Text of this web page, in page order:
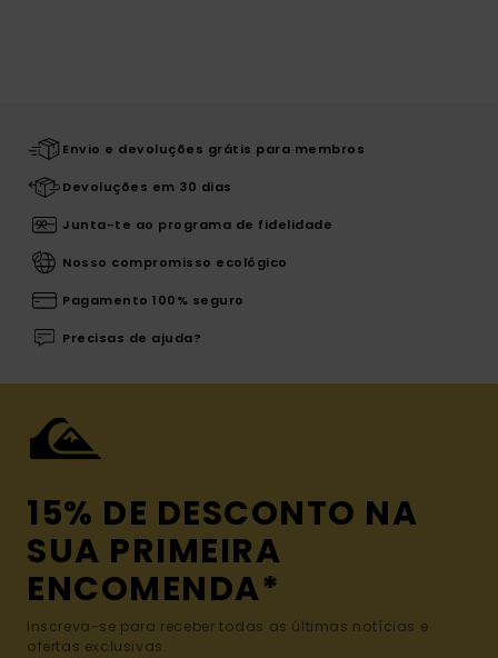
Envio e devoluções grátis para membros
Devoluções em 30 dias
Junta-te ao programa de fidelidade
Nosso compromisso ecológico
Pagamento 100% seguro
Precisas de ajuda?
15% DE DESCONTO NA
SUA PRIMEIRA
ENCOMENDA*
Inscreva-se para receber todas as últimas notícias e
ofertas exclusivas.